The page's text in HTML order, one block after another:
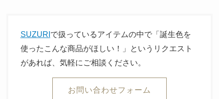
SUZURIで扱っているアイテムの中で「誕生色を
使ったこんな商品がほしい！」というリクエスト
があれば、気軽にご相談ください。
お問い合わせフォーム